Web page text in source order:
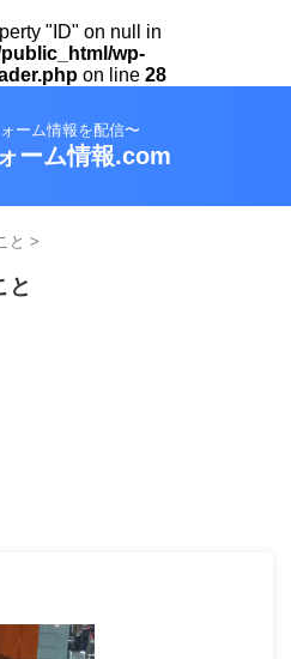
"ID" on null in
wp-
on line 28
ーム情報を配信〜
ーム情報.com
と >
と